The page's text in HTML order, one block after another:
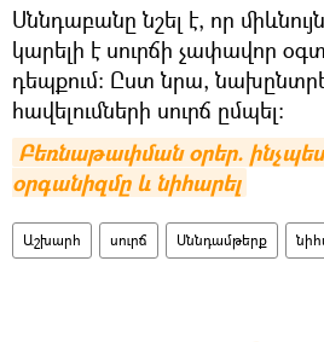
Սննդաբանը նշել է, որ
կարելի է սուրճի չափավոր
դեպքում։ Ըստ նրա,
հավելումների սուրճ ըմպել։
Բեռնաթափման օրեր. ինչպես
օրգանիզմը և նիհարել
Աշխարհ սուրճ Սննդամթերք